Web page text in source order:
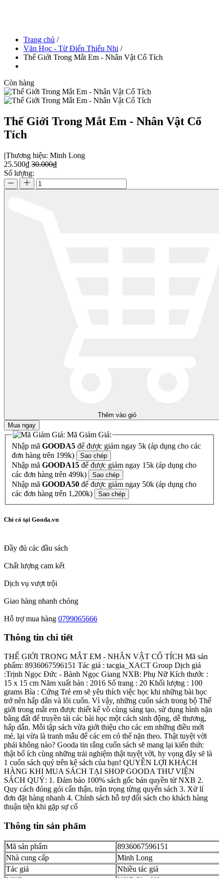
Trang chủ /
Văn Học - Từ Điển Thiếu Nhi /
Thế Giới Trong Mắt Em - Nhân Vật Cổ Tích
Còn hàng
Thế Giới Trong Mắt Em - Nhân Vật Cổ
Tích
|Thương hiệu: Minh Long
25.500₫ 30.000₫
Số lượng:
Thêm vào giỏ
Mua ngay
Mã Giảm Giá:
Nhập mã GOODA5
đơn hàng trên 199k)
Sao chép
Nhập mã GOODA15
các đơn hàng trên 499k)
Sao chép
Nhập mã GOODA50
các đơn hàng trên 1,200k)
Sao chép
Chỉ có tại Gooda.vn
Đầy đủ các đầu sách
Chất lượng cam kết
Dịch vụ vượt trội
Giao hàng nhanh chóng
Hỗ trợ mua hàng 0799065666
Thông tin chi tiết
THẾ GIỚI TRONG MẮT EM - NHÂN VẬT CỔ TÍCH Mã sản
phẩm: 8936067596151 Tác giả : tacgia_XACT Group Dịch giả
:Trịnh Ngọc Đức - Bành Ngọc Giang NXB: Phụ Nữ Kích thước :
15 x 15 cm Năm xuất bản : 2016 Số trang : 20 Khối lượng : 100
grams Bìa : Cứng Trẻ em sẽ yêu thích việc học khi những bài học
trở nên hấp dẫn và lôi cuốn. Vì vậy, những cuốn sách trong bộ Thế
giới trong mắt em được thiết kế vô cùng sáng tạo, sử dụng hình nặn
bằng đất để truyền tải các bài học một cách sinh động, dễ thương,
hấp dẫn. Mỗi tập sách vừa giới thiệu cho các em những điều mới
mẻ, lại vừa là tranh mẫu để các em có thể nặn theo. Thật tuyệt vời
phải không nào? Gooda tin rằng cuốn sách sẽ mang lại kiến thức
thật bổ ích cùng những trải nghiệm thật tuyệt vời, hy vọng đây sẽ là
1 cuốn sách quý trên kệ sách của bạn! QUYỀN LỢI KHÁCH
HÀNG KHI MUA SÁCH TẠI SHOP GOODA THƯ VIỆN
SÁCH QUÝ: 1. Đảm bảo 100% sách gốc bản quyền từ NXB 2.
Quy cách đóng gói cẩn thận, trận trọng từng quyển sách 3. Xử lí
đơn đặt hàng nhanh 4. Chính sách hỗ trợ đổi sách cho khách hàng
thuận tiện khi gặp sự cố
Thông tin sản phẩm
Mã sản phẩm
8936067596151
Nhà cung cấp
Minh Long
Tác giả
Nhiều tác giả